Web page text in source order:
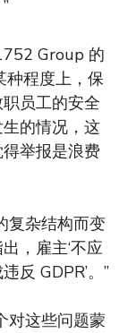
Group 的
种程度上，保
员工的安全
的情况，这
举报是浪费
复杂结构而变
，雇主‘不应
反 GDPR’。”
对这些问题蒙